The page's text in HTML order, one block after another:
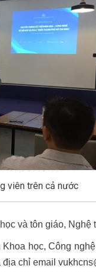
viên trên cả nước
và tôn giáo, Nghệ
học, Công
chỉ email